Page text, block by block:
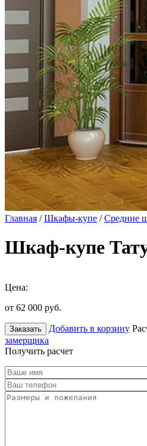
Главная /Шкафы-купе /Средние
Шкаф-купе
Цена:
от 62 000 руб.
Заказать Добавить в корзину
замерщика
Получить расчет